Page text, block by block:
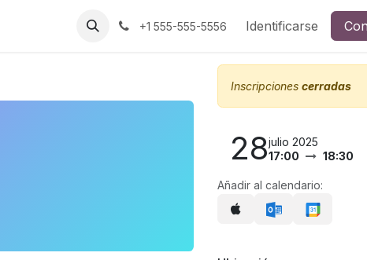
Eventos +1 555-555-5556 Identificarse
Inscripciones cerradas
28julio 2025
17:00
18:30
Añadir al calendario: